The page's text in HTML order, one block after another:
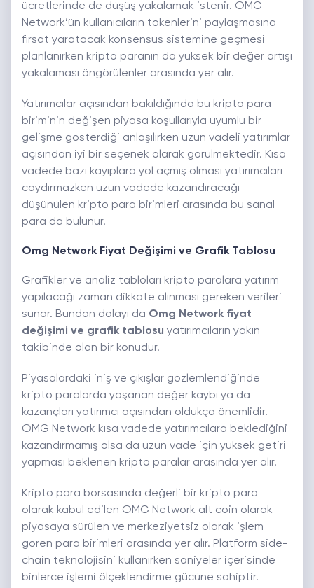
ücretlerinde de düşüş yakalamak istenir. OMG
Network’ün kullanıcıların tokenlerini paylaşmasına
fırsat yaratacak konsensüs sistemine geçmesi
planlanırken kripto paranın da yüksek bir değer artışı
yakalaması öngörülenler arasında yer alır.
Yatırımcılar açısından bakıldığında bu kripto para
biriminin değişen piyasa koşullarıyla uyumlu bir
gelişme gösterdiği anlaşılırken uzun vadeli yatırımlar
açısından iyi bir seçenek olarak görülmektedir. Kısa
vadede bazı kayıplara yol açmış olması yatırımcıları
caydırmazken uzun vadede kazandıracağı
düşünülen kripto para birimleri arasında bu sanal
para da bulunur.
Omg Network Fiyat Değişimi ve Grafik Tablosu
Grafikler ve analiz tabloları kripto paralara yatırım
yapılacağı zaman dikkate alınması gereken verileri
sunar. Bundan dolayı da Omg Network fiyat
değişimi ve grafik tablosu yatırımcıların yakın
takibinde olan bir konudur.
Piyasalardaki iniş ve çıkışlar gözlemlendiğinde
kripto paralarda yaşanan değer kaybı ya da
kazançları yatırımcı açısından oldukça önemlidir.
OMG Network kısa vadede yatırımcılara beklediğini
kazandırmamış olsa da uzun vade için yüksek getiri
yapması beklenen kripto paralar arasında yer alır.
Kripto para borsasında değerli bir kripto para
olarak kabul edilen OMG Network alt coin olarak
piyasaya sürülen ve merkeziyetsiz olarak işlem
gören para birimleri arasında yer alır. Platform side-
chain teknolojisini kullanırken saniyeler içerisinde
binlerce işlemi ölçeklendirme gücüne sahiptir.